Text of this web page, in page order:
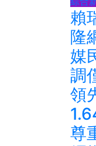
賴
隆
媒
調
領
尊